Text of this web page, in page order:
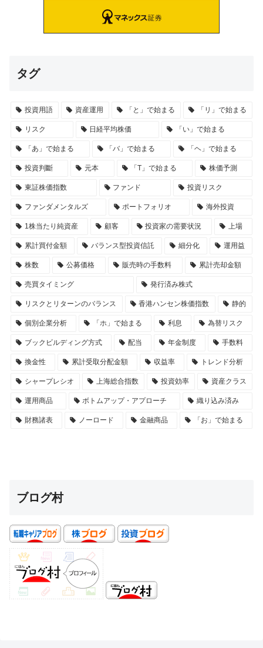
タグ
投資用語 資産運用 「と」で始まる 「リ」で始まる
リスク 日経平均株価 「い」で始まる
「あ」で始まる 「バ」で始まる 「ヘ」で始まる
投資判斷 元本 「T」で始まる 株価予測
東証株価指数 ファンド 投資リスク
ファンダメンタルズ ポートフォリオ 海外投資
1株当たり純資産 顧客 投資家の需要状況 上場
累計買付金額 バランス型投資信託 細分化 運用益
株数 公募価格 販売時の手数料 累計売却金額
売買タイミング 発行済み株式
リスクとリターンのバランス 香港ハンセン株価指数 静的
個別企業分析 「ホ」で始まる 利息 為替リスク
ブックビルディング方式 配当 年金制度 手数料
換金性 累計受取分配金額 収益率 トレンド分析
シャープレシオ 上海総合指数 投資効率 資産クラス
運用商品 ボトムアップ・アプローチ 織り込み済み
財務諸表 ノーロード 金融商品 「お」で始まる
ブログ村